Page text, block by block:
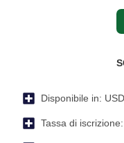
Disponibile in:
Tassa di iscrizione: